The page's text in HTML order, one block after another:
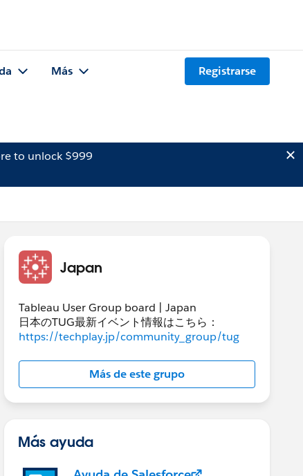
Más Registrarse
to unlock $999
Japan
Tableau User Group board | Japan
日本のTUG最新イベント情報はこちら：
https://techplay.jp/community_group/tug
Más de este grupo
Más ayuda